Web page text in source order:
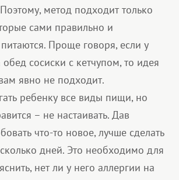
метод подходит только
сами правильно и
Проще говоря, если у
обед сосиски с кетчупом, то идея
явно не подходит.
ребенку все виды пищи, но
– не настаивать. Дав
что-то новое, лучше сделать
дней. Это необходимо для
нет ли у него аллергии на